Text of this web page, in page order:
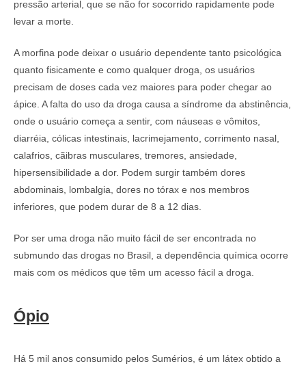
pressão arterial, que se não for socorrido rapidamente pode
levar a morte.
A morfina pode deixar o usuário dependente tanto psicológica
quanto fisicamente e como qualquer droga, os usuários
precisam de doses cada vez maiores para poder chegar ao
ápice. A falta do uso da droga causa a síndrome da abstinência,
onde o usuário começa a sentir, com náuseas e vômitos,
diarréia, cólicas intestinais, lacrimejamento, corrimento nasal,
calafrios, cãibras musculares, tremores, ansiedade,
hipersensibilidade a dor. Podem surgir também dores
abdominais, lombalgia, dores no tórax e nos membros
inferiores, que podem durar de 8 a 12 dias.
Por ser uma droga não muito fácil de ser encontrada no
submundo das drogas no Brasil, a dependência química ocorre
mais com os médicos que têm um acesso fácil a droga.
Ópio
Há 5 mil anos consumido pelos Sumérios, é um látex obtido a